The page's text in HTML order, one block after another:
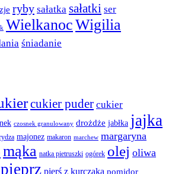
ryby sałatka sałatki ser
WielkanocWigilia
śniadanie
cukier puder cukier
czosnek granulowany drożdże jabłka jajka
majonez makaron marchew margaryna
mąka natka pietruszki ogórek olej oliwa
pieprz pierś z kurczaka pomidor